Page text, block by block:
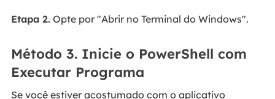
Etapa 2.Opte por "Abrir no Terminal do Windows".
Método 3. Inicie o PowerShell com
Executar Programa
Se você estiver acostumado com o aplicativo